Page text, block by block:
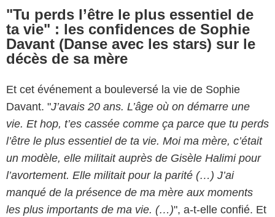
"Tu perds l’être le plus essentiel de
ta vie" : les confidences de Sophie
Davant (Danse avec les stars) sur le
décès de sa mère
Et cet événement a bouleversé la vie de Sophie
Davant. "J’avais 20 ans. L’âge où on démarre une
vie. Et hop, t’es cassée comme ça parce que tu perds
l’être le plus essentiel de ta vie. Moi ma mère, c’était
un modèle, elle militait auprès de Gisèle Halimi pour
l’avortement. Elle militait pour la parité (…) J’ai
manqué de la présence de ma mère aux moments
les plus importants de ma vie. (…)", a-t-elle confié. Et